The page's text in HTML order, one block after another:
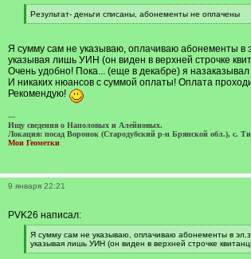
[
q
Результат- деньги списаны, абонементы не оплачены
[
]
Я сумму сам не указываю, оплачиваю абонементы в
указывая лишь УИН (он виден в верхней строчке
Очень удобно! Пока... (еще в декабре) я назаказывал
И никаких нюансов с суммой оплаты! Оплата
Рекомендую!
---
Ищу сведения о Наполовых и Алейновых.
Локация: посад Воронок (Стародубский р-н Брянской обл.), с.
Мои Геометки
9 января 22:21
PVK26 написал:
[
q
]
Я сумму сам не указываю, оплачиваю абонементы в
указывая лишь УИН (он виден в верхней строчке
[